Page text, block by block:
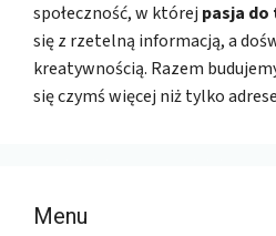
społeczność, w której pasja
się z rzetelną informacją, a
kreatywnością. Razem
się czymś więcej niż tylko
Menu